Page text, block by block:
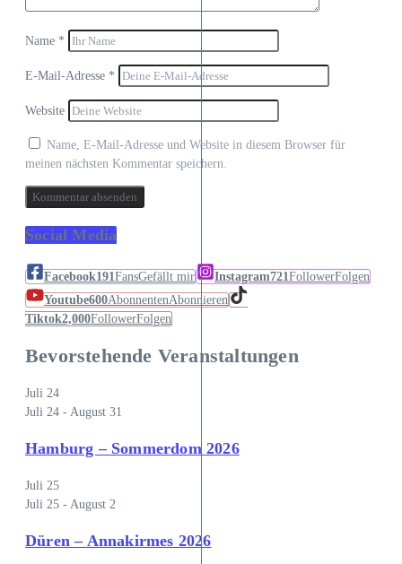
Name *
E-Mail-Adresse *
Website
Name, E-Mail-Adresse und Website in diesem Browser für
meinen nächsten Kommentar speichern.
Social Media
Facebook191 FansGefällt mir Instagram721 FollowerFolgen
Youtube600AbonnentenAbonnieren
Tiktok2,000FollowerFolgen
Bevorstehende Veranstaltungen
Juli 24
Juli 24 - August 31
Hamburg – Sommerdom 2026
Juli 25
Juli 25 - August 2
Düren – Annakirmes 2026